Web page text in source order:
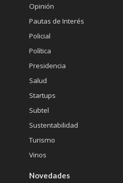
Opinión
Pautas de Interés
Policial
Política
Presidencia
Salud
Startups
Subtel
Sustentabilidad
Turismo
Vinos
Novedades